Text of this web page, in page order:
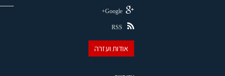
Google+
RSS
אודות ועזרה